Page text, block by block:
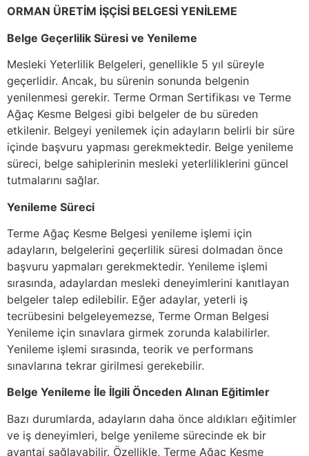
ORMAN ÜRETİM İŞÇİSİ BELGESİ YENİLEME
Belge Geçerlilik Süresi ve Yenileme
Mesleki Yeterlilik Belgeleri, genellikle 5 yıl süreyle
geçerlidir. Ancak, bu sürenin sonunda belgenin
yenilenmesi gerekir. Terme Orman Sertifikası ve Terme
Ağaç Kesme Belgesi gibi belgeler de bu süreden
etkilenir. Belgeyi yenilemek için adayların belirli bir süre
içinde başvuru yapması gerekmektedir. Belge yenileme
süreci, belge sahiplerinin mesleki yeterliliklerini güncel
tutmalarını sağlar.
Yenileme Süreci
Terme Ağaç Kesme Belgesi yenileme işlemi için
adayların, belgelerini geçerlilik süresi dolmadan önce
başvuru yapmaları gerekmektedir. Yenileme işlemi
sırasında, adaylardan mesleki deneyimlerini kanıtlayan
belgeler talep edilebilir. Eğer adaylar, yeterli iş
tecrübesini belgeleyemezse, Terme Orman Belgesi
Yenileme için sınavlara girmek zorunda kalabilirler.
Yenileme işlemi sırasında, teorik ve performans
sınavlarına tekrar girilmesi gerekebilir.
Belge Yenileme İle İlgili Önceden Alınan Eğitimler
Bazı durumlarda, adayların daha önce aldıkları eğitimler
ve iş deneyimleri, belge yenileme sürecinde ek bir
avantaj sağlayabilir. Özellikle, Terme Ağaç Kesme